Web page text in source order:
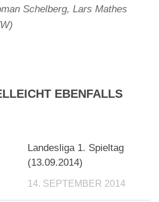
Schelberg, Lars Mathes
EBENFALLS
Landesliga 1. Spieltag
(13.09.2014)
14. SEPTEMBER 2014